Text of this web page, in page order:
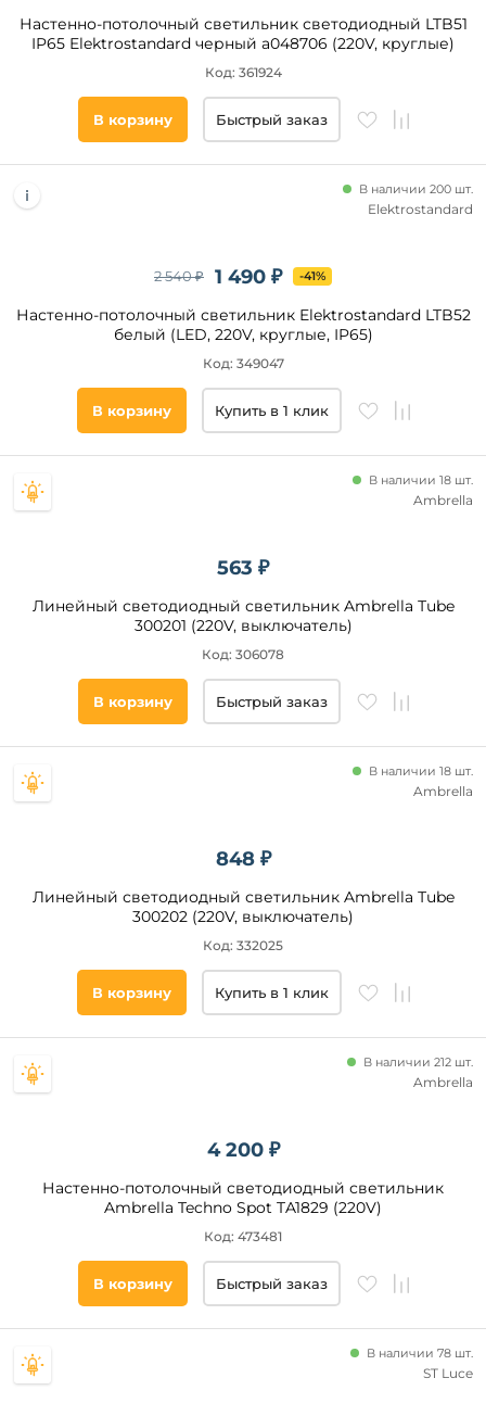
Настенно-потолочный светильник светодиодный LTB51
IP65 Elektrostandard черный a048706 (220V, круглые)
Код: 361924
В корзину Быстрый заказ
1 490 ₽
2 540 ₽ -41%
Настенно-потолочный светильник Elektrostandard LTB52
белый (LED, 220V, круглые, IP65)
В наличии 200 шт.
Код: 349047
Elektrostandard
В корзину Купить в 1 клик
563 ₽
Линейный светодиодный светильник Ambrella Тube
300201 (220V, выключатель)
В наличии 18 шт.
Код: 306078
Ambrella
В корзину Быстрый заказ
848 ₽
Линейный светодиодный светильник Ambrella Тube
300202 (220V, выключатель)
В наличии 18 шт.
Код: 332025
Ambrella
В корзину Купить в 1 клик
4 200 ₽
Настенно-потолочный светодиодный светильник
Ambrella Techno Spot TA1829 (220V)
В наличии 212 шт.
Код: 473481
Ambrella
В корзину Быстрый заказ
В наличии 78 шт.
ST Luce